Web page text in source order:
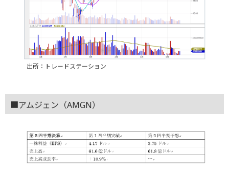
出所：トレードステーション
■アムジェン（AMGN）